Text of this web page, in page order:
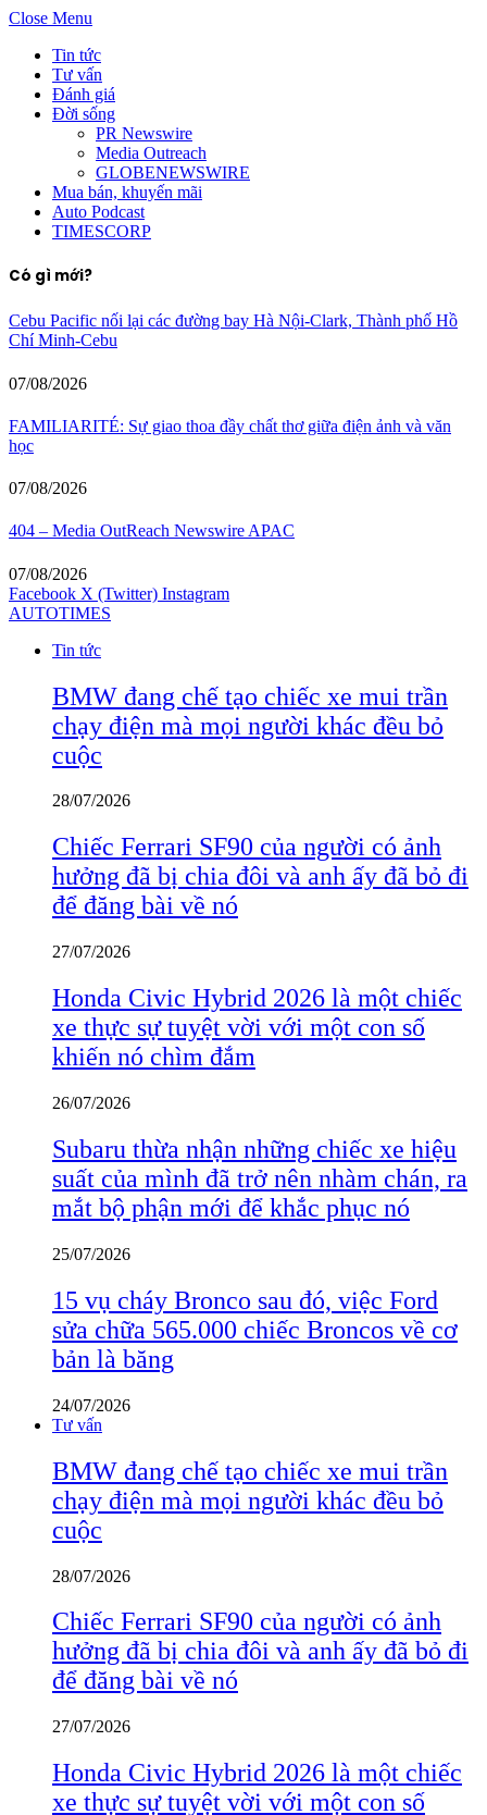
Close Menu
Tin tức
Tư vấn
Đánh giá
Đời sống
PR Newswire
Media Outreach
GLOBENEWSWIRE
Mua bán, khuyến mãi
Auto Podcast
TIMESCORP
Có gì mới?
Cebu Pacific nối lại các đường bay Hà Nội-Clark, Thành phố Hồ
Chí Minh-Cebu
07/08/2026
FAMILIARITÉ: Sự giao thoa đầy chất thơ giữa điện ảnh và văn
học
07/08/2026
404 – Media OutReach Newswire APAC
07/08/2026
Facebook X (Twitter) Instagram
AUTOTIMES
Tin tức
BMW đang chế tạo chiếc xe mui trần
chạy điện mà mọi người khác đều bỏ
cuộc
28/07/2026
Chiếc Ferrari SF90 của người có ảnh
hưởng đã bị chia đôi và anh ấy đã bỏ đi
để đăng bài về nó
27/07/2026
Honda Civic Hybrid 2026 là một chiếc
xe thực sự tuyệt vời với một con số
khiến nó chìm đắm
26/07/2026
Subaru thừa nhận những chiếc xe hiệu
suất của mình đã trở nên nhàm chán, ra
mắt bộ phận mới để khắc phục nó
25/07/2026
15 vụ cháy Bronco sau đó, việc Ford
sửa chữa 565.000 chiếc Broncos về cơ
bản là băng
24/07/2026
Tư vấn
BMW đang chế tạo chiếc xe mui trần
chạy điện mà mọi người khác đều bỏ
cuộc
28/07/2026
Chiếc Ferrari SF90 của người có ảnh
hưởng đã bị chia đôi và anh ấy đã bỏ đi
để đăng bài về nó
27/07/2026
Honda Civic Hybrid 2026 là một chiếc
xe thực sự tuyệt vời với một con số